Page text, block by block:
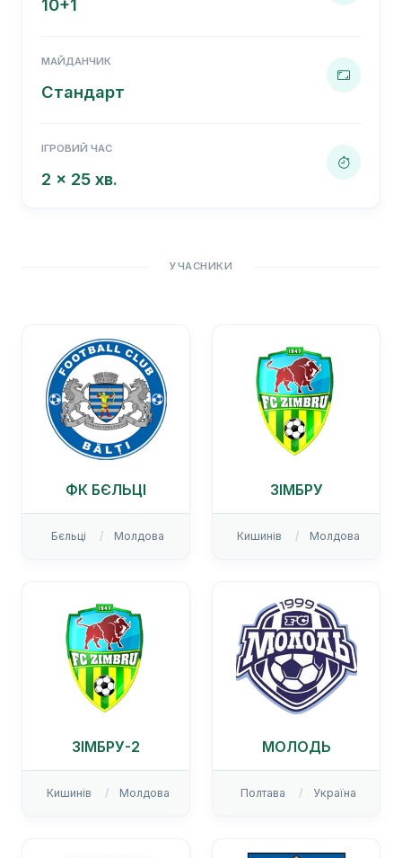
10+1
МАЙДАНЧИК
Стандарт
ІГРОВИЙ ЧАС
2 x 25 хв.
УЧАСНИКИ
ФК БЄЛЬЦІ
Бєльці Молдова
ЗІМБРУ
Кишинів Молдова
ЗІМБРУ-2
Кишинів Молдова
МОЛОДЬ
Полтава Україна